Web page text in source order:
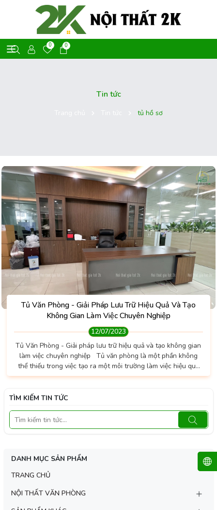
0 0
Tin tức
tủ hồ sơ
Tủ Văn Phòng - Giải Pháp Lưu Trữ Hiệu Quả Và Tạo
Không Gian Làm Việc Chuyên Nghiệp
12/07/2023
Tủ Văn Phòng - Giải pháp lưu trữ hiệu quả và tạo không gian
làm việc chuyên nghiệp Tủ văn phòng là một phần không
thể thiếu trong việc tạo ra một môi trường làm việc hiệu quả
và gọn gàng. Với vai trò của mình trong việc lưu trữ và tổ
việc và giữ cho mọi thứ được sắp xếp ngăn nắp. Trong bài viết
TÌM KIẾM TIN TỨC
DANH MỤC SẢN PHẨM
TRANG CHỦ
NỘI THẤT VĂN PHÒNG